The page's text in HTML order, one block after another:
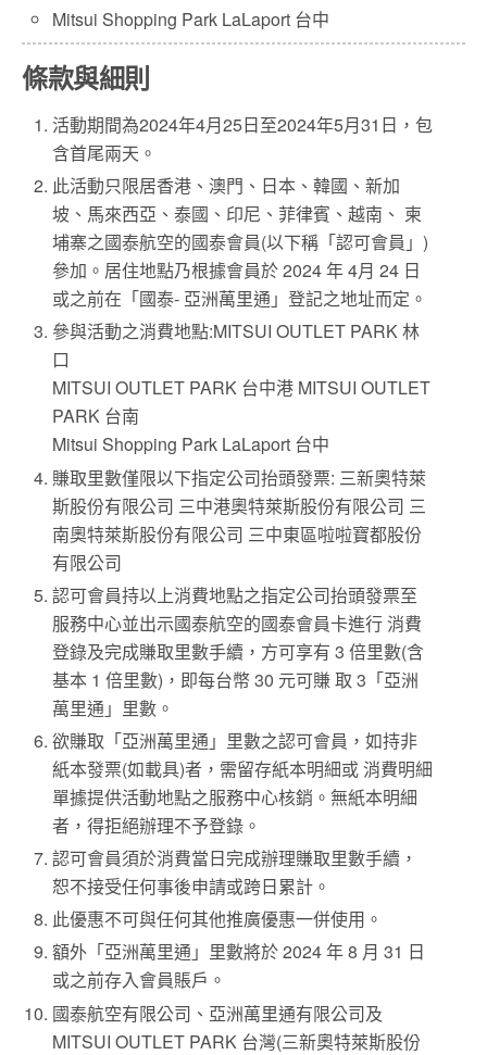
Mitsui Shopping Park LaLaport 台中
條款與細則
活動期間為2024年4月25日至2024年5月31日，包
含首尾兩天。
此活動只限居香港、澳門、日本、韓國、新加
坡、馬來西亞、泰國、印尼、菲律賓、越南、 柬
埔寨之國泰航空的國泰會員(以下稱「認可會員」)
參加。居住地點乃根據會員於 2024 年 4月 24 日
或之前在「國泰- 亞洲萬里通」登記之地址而定。
參與活動之消費地點:MITSUI OUTLET PARK 林
口
MITSUI OUTLET PARK 台中港 MITSUI OUTLET
PARK 台南
Mitsui Shopping Park LaLaport 台中
賺取里數僅限以下指定公司抬頭發票: 三新奧特萊
斯股份有限公司 三中港奧特萊斯股份有限公司 三
南奧特萊斯股份有限公司 三中東區啦啦寶都股份
有限公司
認可會員持以上消費地點之指定公司抬頭發票至
服務中心並出示國泰航空的國泰會員卡進行 消費
登錄及完成賺取里數手續，方可享有 3 倍里數(含
基本 1 倍里數)，即每台幣 30 元可賺 取 3「亞洲
萬里通」里數。
欲賺取「亞洲萬里通」里數之認可會員，如持非
紙本發票(如載具)者，需留存紙本明細或 消費明細
單據提供活動地點之服務中心核銷。無紙本明細
者，得拒絕辦理不予登錄。
認可會員須於消費當日完成辦理賺取里數手續，
恕不接受任何事後申請或跨日累計。
此優惠不可與任何其他推廣優惠一併使用。
額外「亞洲萬里通」里數將於 2024 年 8 月 31 日
或之前存入會員賬戶。
國泰航空有限公司、亞洲萬里通有限公司及
MITSUI OUTLET PARK 台灣(三新奧特萊斯股份